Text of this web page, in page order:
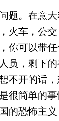
题。在意
火车，公
你可以带
员，剩下
不开的话
很简单的事
的恐怖主